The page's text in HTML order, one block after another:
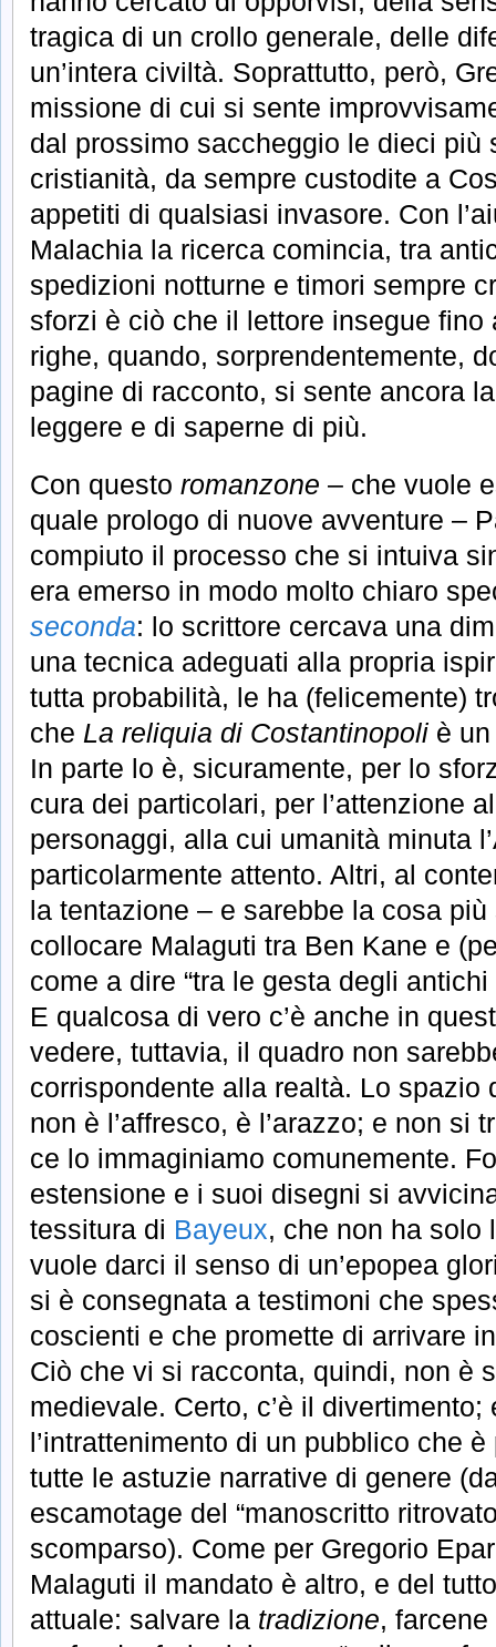
tragica di un crollo generale, delle
un’intera civiltà. Soprattutto, però,
missione di cui si sente
dal prossimo saccheggio le dieci più
cristianità, da sempre custodite a
appetiti di qualsiasi invasore. Con
Malachia la ricerca comincia, tra
spedizioni notturne e timori sempre
sforzi è ciò che il lettore insegue
righe, quando, sorprendentemente,
pagine di racconto, si sente ancora
leggere e di saperne di più.
Con questo romanzone – che vuole
quale prologo di nuove avventure –
compiuto il processo che si intuiva
era emerso in modo molto chiaro
seconda: lo scrittore cercava una
una tecnica adeguati alla propria
tutta probabilità, le ha (felicemente)
che La reliquia di Costantinopoli è
In parte lo è, sicuramente, per lo
cura dei particolari, per l’attenzione
personaggi, alla cui umanità minuta
particolarmente attento. Altri, al
la tentazione – e sarebbe la cosa
collocare Malaguti tra Ben Kane e
come a dire “tra le gesta degli
E qualcosa di vero c’è anche in
vedere, tuttavia, il quadro non
corrispondente alla realtà. Lo spazio
non è l’affresco, è l’arazzo; e non si
ce lo immaginiamo comunemente.
estensione e i suoi disegni si
tessitura di Bayeux, che non ha solo
vuole darci il senso di un’epopea
si è consegnata a testimoni che
coscienti e che promette di arrivare
Ciò che vi si racconta, quindi, non è
medievale. Certo, c’è il divertimento;
l’intrattenimento di un pubblico che
tutte le astuzie narrative di genere
escamotage del “manoscritto
scomparso). Come per Gregorio
Malaguti il mandato è altro, e del
attuale: salvare la tradizione,